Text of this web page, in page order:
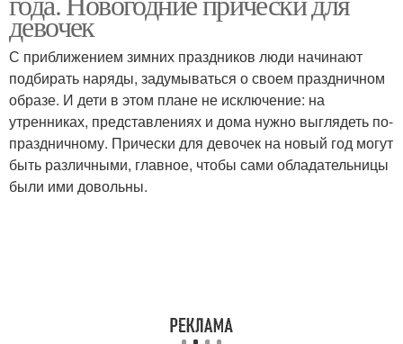
Прически для детей
Прически на короткие
волосы
Прически в садик
девочек
С приближением зимних праздников люди начинают
подбирать наряды, задумываться о своем праздничном
образе. И дети в этом плане не исключение: на
утренниках, представлениях и дома нужно выглядеть по-
праздничному. Прически для девочек на новый год могут
быть различными, главное, чтобы сами обладательницы
были ими довольны.